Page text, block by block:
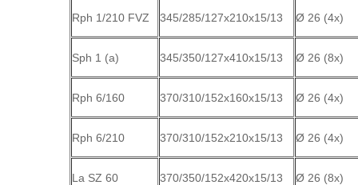
Rph 1/210 FVZ 345/285/127x210x15/13 Ø 26 (4x)
Sph 1 (a) 345/350/127x410x15/13 Ø 26 (8x)
Rph 6/160 370/310/152x160x15/13 Ø 26 (4x)
Rph 6/210 370/310/152x210x15/13 Ø 26 (4x)
La SZ 60 370/350/152x420x15/13 Ø 26 (8x)